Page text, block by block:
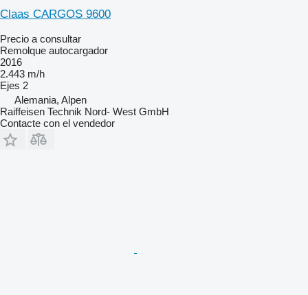
Claas CARGOS 9600
Precio a consultar
Remolque autocargador
2016
2.443 m/h
Ejes 2
Alemania, Alpen
Raiffeisen Technik Nord- West GmbH
Contacte con el vendedor